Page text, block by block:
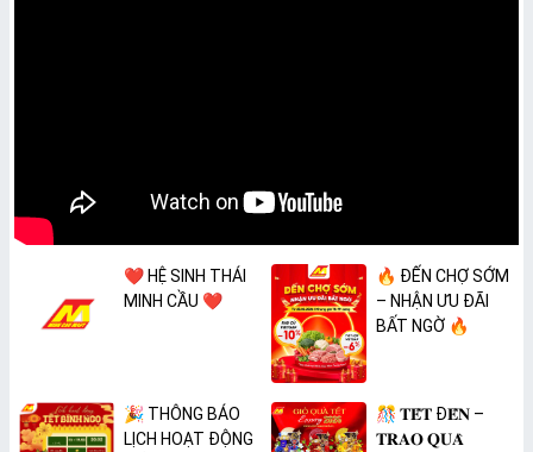
❤️ HỆ SINH THÁI
MINH CẦU ❤️
🔥 ĐẾN CHỢ SỚM
– NHẬN ƯU ĐÃI
BẤT NGỜ 🔥
🎉 THÔNG BÁO
LỊCH HOẠT ĐỘNG
🎊 𝐓𝐄̂́𝐓 Đ𝐄̂́𝐍 –
𝐓𝐑𝐀𝐎 𝐐𝐔𝐀̀